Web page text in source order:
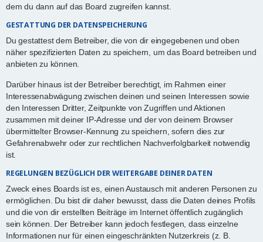
dem du dann auf das Board zugreifen kannst.
GESTATTUNG DER DATENSPEICHERUNG
Du gestattest dem Betreiber, die von dir eingegebenen und oben
näher spezifizierten Daten zu speichern, um das Board betreiben und
anbieten zu können.
Darüber hinaus ist der Betreiber berechtigt, im Rahmen einer
Interessenabwägung zwischen deinen und seinen Interessen sowie
den Interessen Dritter, Zeitpunkte von Zugriffen und Aktionen
zusammen mit deiner IP-Adresse und der von deinem Browser
übermittelter Browser-Kennung zu speichern, sofern dies zur
Gefahrenabwehr oder zur rechtlichen Nachverfolgbarkeit notwendig
ist.
REGELUNGEN BEZÜGLICH DER WEITERGABE DEINER DATEN
Zweck eines Boards ist es, einen Austausch mit anderen Personen zu
ermöglichen. Du bist dir daher bewusst, dass die Daten deines Profils
und die von dir erstellten Beiträge im Internet öffentlich zugänglich
sein können. Der Betreiber kann jedoch festlegen, dass einzelne
Informationen nur für einen eingeschränkten Nutzerkreis (z. B.